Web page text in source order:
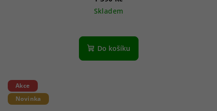
Skladem
Do košíku
Akce
Novinka